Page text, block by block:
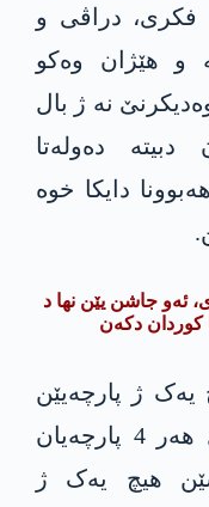
فکری، دراڤی و
و هێژان وەکو
نە ژ بال
دەولەتا
دایکا خوە
ئەو جاشن یێن نها د
کوردان دکەن
ژ پارچەیێن
کوردستانێ بێ جاش نینە، ل هەر 4 پارچەیان
هیچ یەک ژ